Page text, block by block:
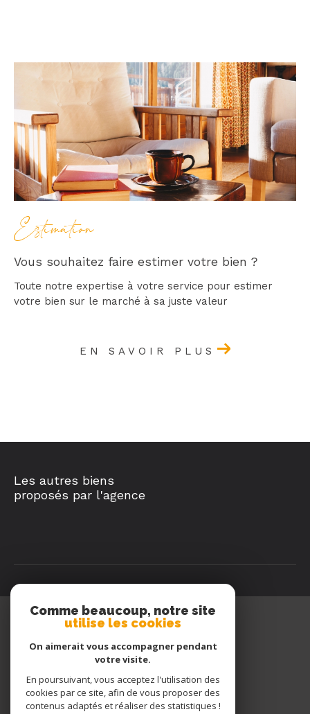
Estimation
Vous souhaitez faire estimer votre bien ?
Toute notre expertise à votre service pour estimer
votre bien sur le marché à sa juste valeur
EN SAVOIR PLUS
Les autres biens
proposés par l'agence
Queyras Immobilier
04 92 45 45 45
queyrasimmo@wanadoo.fr
205 Route du Queyras
Comme beaucoup, notre site
utilise les cookies
On aimerait vous accompagner pendant
votre visite.
En poursuivant, vous acceptez l'utilisation des
cookies par ce site, afin de vous proposer des
contenus adaptés et réaliser des statistiques !